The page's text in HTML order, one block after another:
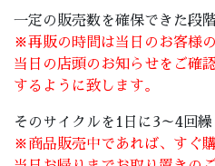
一定の販売数を確保できた段
※再販の時間は当日のお客様
当日の店頭のお知らせをご確
するように致します。
そのサイクルを1日に3～4回繰
※商品販売中であれば、すぐ